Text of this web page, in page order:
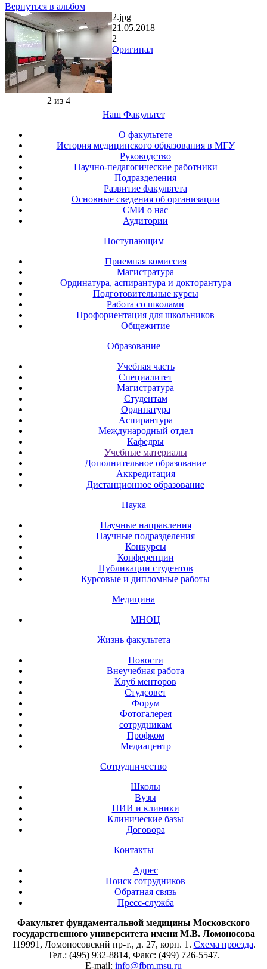
Вернуться в альбом
2 из 4
2.jpg
21.05.2018
2
Оригинал
Наш Факультет
О факультете
История медицинского образования в МГУ
Руководство
Научно-педагогические работники
Подразделения
Развитие факультета
Основные сведения об организации
СМИ о нас
Аудитории
Поступающим
Приемная комиссия
Магистратура
Ординатура, аспирантура и докторантура
Подготовительные курсы
Работа со школами
Профориентация для школьников
Общежитие
Образование
Учебная часть
Специалитет
Магистратура
Студентам
Ординатура
Аспирантура
Международный отдел
Кафедры
Учебные материалы
Дополнительное образование
Аккредитация
Дистанционное образование
Наука
Научные направления
Научные подразделения
Конкурсы
Конференции
Публикации студентов
Курсовые и дипломные работы
Медицина
МНОЦ
Жизнь факультета
Новости
Внеучебная работа
Клуб менторов
Студсовет
Форум
Фотогалерея
сотрудникам
Профком
Медиацентр
Сотрудничество
Школы
Вузы
НИИ и клиники
Клинические базы
Договора
Контакты
Адрес
Поиск сотрудников
Обратная связь
Пресс-служба
Факультет фундаментальной медицины Московского
государственного университета имени М.В. Ломоносова
119991, Ломоносовский пр-т., д. 27, корп. 1. Схема проезда.
Тел.: (495) 932-8814, Факс: (499) 726-5547.
E-mail: info@fbm.msu.ru